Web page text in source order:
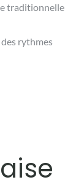
traditionnelle
rythmes